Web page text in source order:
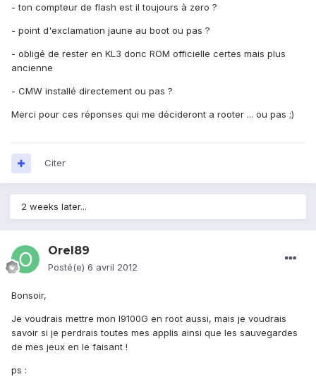
- ton compteur de flash est il toujours à zero ?
- point d'exclamation jaune au boot ou pas ?
- obligé de rester en KL3 donc ROM officielle certes mais plus
ancienne
- CMW installé directement ou pas ?
Merci pour ces réponses qui me décideront a rooter ... ou pas ;)
Citer
2 weeks later...
Orel89
Posté(e) 6 avril 2012
Bonsoir,
Je voudrais mettre mon I9100G en root aussi, mais je voudrais
savoir si je perdrais toutes mes applis ainsi que les sauvegardes
de mes jeux en le faisant !
ps :